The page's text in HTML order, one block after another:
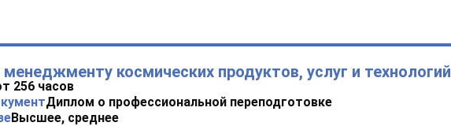
космических продуктов, услуг и технологий
256 часов
Диплом о профессиональной переподготовке
Высшее, среднее